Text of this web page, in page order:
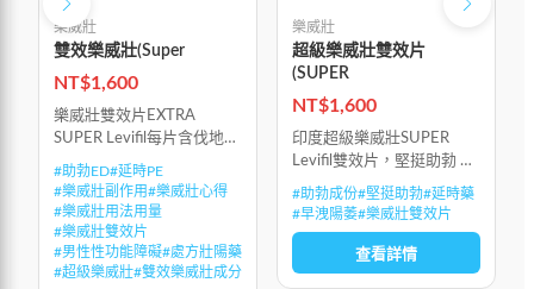
樂威壯
雙效樂威壯(Super
NT$1,600
樂威壯雙效片EXTRA
SUPER Levifil每片含伐地那
非20mg+達泊西汀60mg，
是樂威壯與必利勁的二合一
產品，具有助勃ED與延時
PE雙重功效。比
#助勃ED#延時PE
#樂威壯副作用#樂威壯心得
#樂威壯用法用量
#樂威壯雙效片
#男性性功能障礙#處方壯陽藥
#超級樂威壯#雙效樂威壯成分
樂威壯
超級樂威壯雙效片
(SUPER
NT$1,600
印度超級樂威壯SUPER
Levifil雙效片，堅挺助勃 +
早洩陽萎雙效合一 (特強
效)，3小時延時藥效達到峰
值
#助勃成份#堅挺助勃#延時藥
#早洩陽萎#樂威壯雙效片
查看詳情